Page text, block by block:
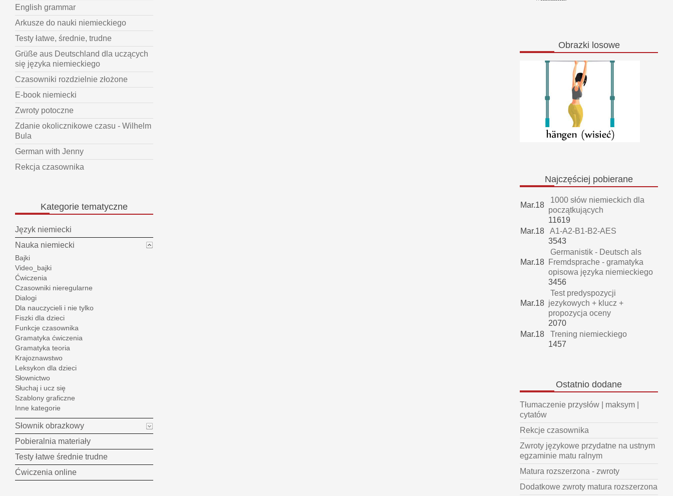
English grammar
Arkusze do nauki niemieckiego
Testy łatwe, średnie, trudne
Grüße aus Deutschland dla uczących
się języka niemieckiego
Czasowniki rozdzielnie złożone
E-book niemiecki
Zwroty potoczne
Zdanie okolicznikowe czasu - Wilhelm
Bula
German with Jenny
Rekcja czasownika
Kategorie tematyczne
Język niemiecki
Nauka niemiecki
Bajki
Video_bajki
Ćwiczenia
Czasowniki nieregularne
Dialogi
Dla nauczycieli i nie tylko
Fiszki dla dzieci
Funkcje czasownika
Gramatyka ćwiczenia
Gramatyka teoria
Krajoznawstwo
Leksykon dla dzieci
Słownictwo
Słuchaj i ucz się
Szablony graficzne
Inne kategorie
Słownik obrazkowy
Pobieralnia materiały
Testy łatwe średnie trudne
Ćwiczenia online
Obrazki losowe
Najczęściej pobierane
Mar.18
1000 słów niemieckich dla
początkujących
11619
Mar.18
A1-A2-B1-B2-AES
3543
Mar.18
Germanistik - Deutsch als
Fremdsprache - gramatyka
opisowa języka niemieckiego
3456
Mar.18
Test predyspozycji
jezykowych + klucz +
propozycja oceny
2070
Mar.18
Trening niemieckiego
1457
Ostatnio dodane
Tłumaczenie przysłów | maksym |
cytatów
Rekcje czasownika
Zwroty językowe przydatne na ustnym
egzaminie matu ralnym
Matura rozszerzona - zwroty
Dodatkowe zwroty matura rozszerzona